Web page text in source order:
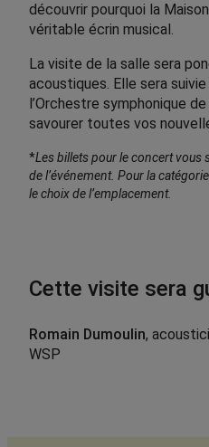
découvrir pourquoi la
véritable écrin musical.
La visite de la salle sera
acoustiques. Elle sera
l’Orchestre symphonique
savourer toutes vos
*Les billets pour le concert vous
de l’événement. Pour la
le choix de l’emplacement.
Cette visite sera
Romain Dumoulin,
WSP